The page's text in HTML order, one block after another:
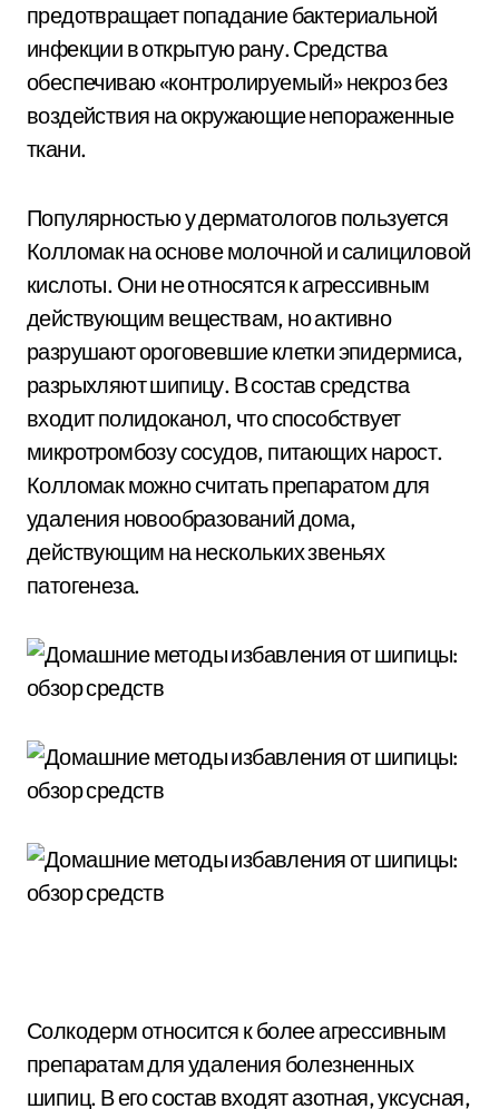
предотвращает попадание бактериальной
инфекции в открытую рану. Средства
обеспечиваю «контролируемый» некроз без
воздействия на окружающие непораженные
ткани.
Популярностью у дерматологов пользуется
Колломак на основе молочной и салициловой
кислоты. Они не относятся к агрессивным
действующим веществам, но активно
разрушают ороговевшие клетки эпидермиса,
разрыхляют шипицу. В состав средства
входит полидоканол, что способствует
микротромбозу сосудов, питающих нарост.
Колломак можно считать препаратом для
удаления новообразований дома,
действующим на нескольких звеньях
патогенеза.
Солкодерм относится к более агрессивным
препаратам для удаления болезненных
шипиц. В его состав входят азотная, уксусная,